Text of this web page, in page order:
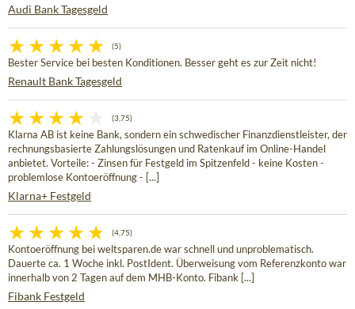
Audi Bank Tagesgeld
(5)
Bester Service bei besten Konditionen. Besser geht es zur Zeit nicht!
Renault Bank Tagesgeld
(3,75)
Klarna AB ist keine Bank, sondern ein schwedischer Finanzdienstleister, der
rechnungsbasierte Zahlungslösungen und Ratenkauf im Online-Handel
anbietet. Vorteile: - Zinsen für Festgeld im Spitzenfeld - keine Kosten -
problemlose Kontoeröffnung - [...]
Klarna+ Festgeld
(4,75)
Kontoeröffnung bei weltsparen.de war schnell und unproblematisch.
Dauerte ca. 1 Woche inkl. PostIdent. Überweisung vom Referenzkonto war
innerhalb von 2 Tagen auf dem MHB-Konto. Fibank [...]
Fibank Festgeld